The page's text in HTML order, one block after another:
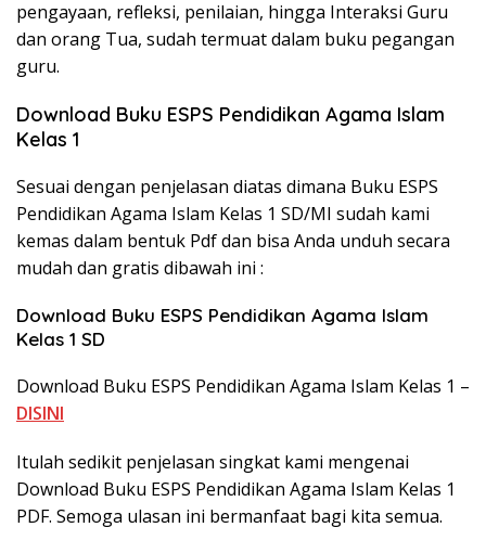
pengayaan, refleksi, penilaian, hingga Interaksi Guru
dan orang Tua, sudah termuat dalam buku pegangan
guru.
Download Buku ESPS Pendidikan Agama Islam
Kelas 1
Sesuai dengan penjelasan diatas dimana Buku ESPS
Pendidikan Agama Islam Kelas 1 SD/MI sudah kami
kemas dalam bentuk Pdf dan bisa Anda unduh secara
mudah dan gratis dibawah ini :
Download Buku ESPS Pendidikan Agama Islam
Kelas 1 SD
Download Buku ESPS Pendidikan Agama Islam Kelas 1 –
DISINI
Itulah sedikit penjelasan singkat kami mengenai
Download Buku ESPS Pendidikan Agama Islam Kelas 1
PDF. Semoga ulasan ini bermanfaat bagi kita semua.